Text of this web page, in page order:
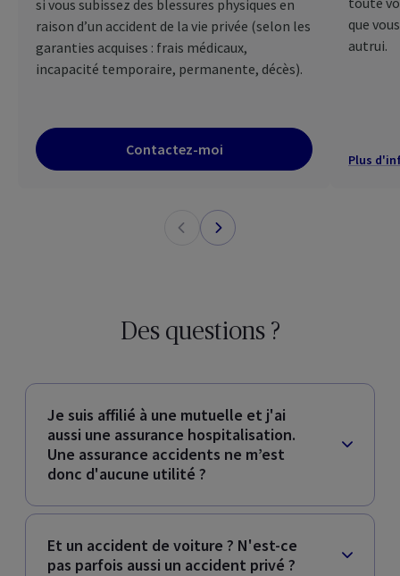
si vous subissez des blessures physiques en
raison d’un accident de la vie privée (selon les
garanties acquises : frais médicaux,
incapacité temporaire, permanente, décès).
Contactez-moi
que
autrui.
Plus
Des questions ?
Je suis affilié à une mutuelle et j'ai
aussi une assurance hospitalisation.
Une assurance accidents ne m’est
donc d'aucune utilité ?
Et un accident de voiture ? N'est-ce
pas parfois aussi un accident privé ?